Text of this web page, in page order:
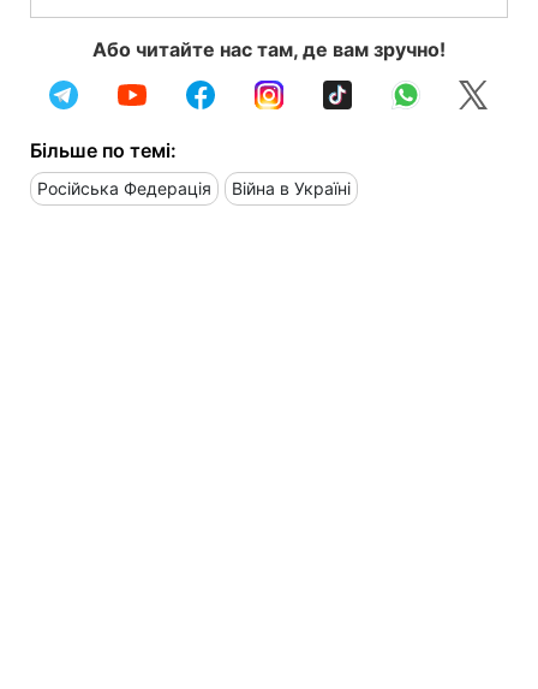
Або читайте нас там, де вам зручно!
Більше по темі:
Російська Федерація Війна в Україні